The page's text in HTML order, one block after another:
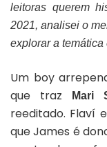
leitoras querem
2021, analisei o
explorar a temática
Um boy
que traz
Mari
reeditado. Flaví
que James é